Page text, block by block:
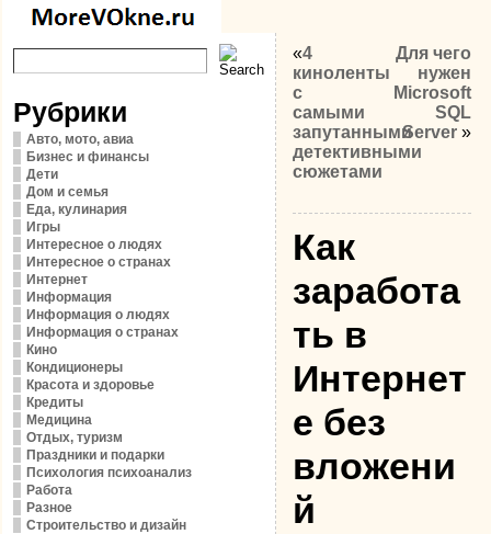
Рубрики
Авто, мото, авиа
Бизнес и финансы
Дети
Дом и семья
Еда, кулинария
Игры
Интересное о людях
Интересное о странах
Интернет
Информация
Информация о людях
Информация о странах
Кино
Кондиционеры
Красота и здоровье
Кредиты
Медицина
Отдых, туризм
Праздники и подарки
Психология психоанализ
Работа
Разное
Строительство и дизайн
«4
киноленты
с
самыми
запутанными
детективными
сюжетами
Для чего
нужен
Microsoft
SQL
Server »
Как
заработа
ть в
Интернет
е без
вложени
й